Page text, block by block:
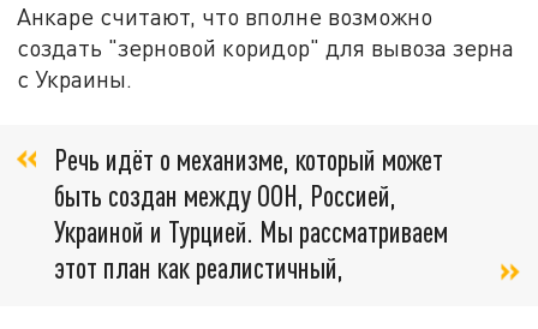
Анкаре считают, что вполне возможно
создать "зерновой коридор" для вывоза зерна
с Украины.
Речь идёт о механизме, который может
быть создан между ООН, Россией,
Украиной и Турцией. Мы рассматриваем
этот план как реалистичный,